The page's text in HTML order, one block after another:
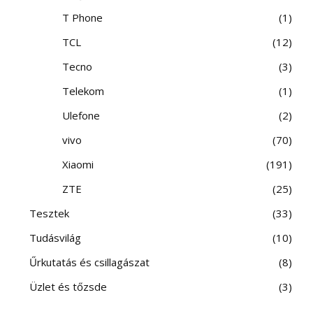
T Phone
1
TCL
12
Tecno
3
Telekom
1
Ulefone
2
vivo
70
Xiaomi
191
ZTE
25
Tesztek
33
Tudásvilág
10
Űrkutatás és csillagászat
8
Üzlet és tőzsde
3